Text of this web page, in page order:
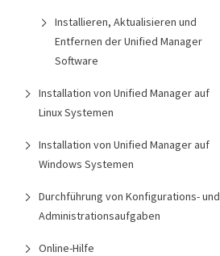
Installieren, Aktualisieren und
Entfernen der Unified Manager
Software
Installation von Unified Manager auf
Linux Systemen
Installation von Unified Manager auf
Windows Systemen
Durchführung von Konfigurations- und
Administrationsaufgaben
Online-Hilfe